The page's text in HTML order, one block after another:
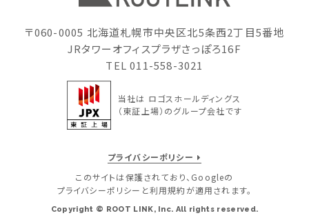
〒060-0005 北海道札幌市中央区北5条西2丁目5番地
JRタワーオフィスプラザさっぽろ16F
TEL011-558-3021
当社は ロゴスホールディングス
（東証上場）のグループ会社です
プライバシーポリシー
このサイトは保護されており、Googleの
プライバシーポリシーと利用規約が適用されます。
Copyright © ROOT LINK, Inc. All rights reserved.